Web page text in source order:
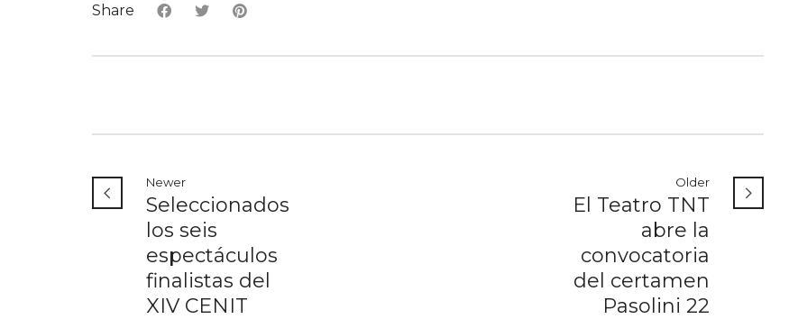
Share
Newer
Seleccionados
los seis
espectáculos
finalistas del
XIV CENIT
Older
El Teatro TNT
abre la
convocatoria
del certamen
Pasolini 22